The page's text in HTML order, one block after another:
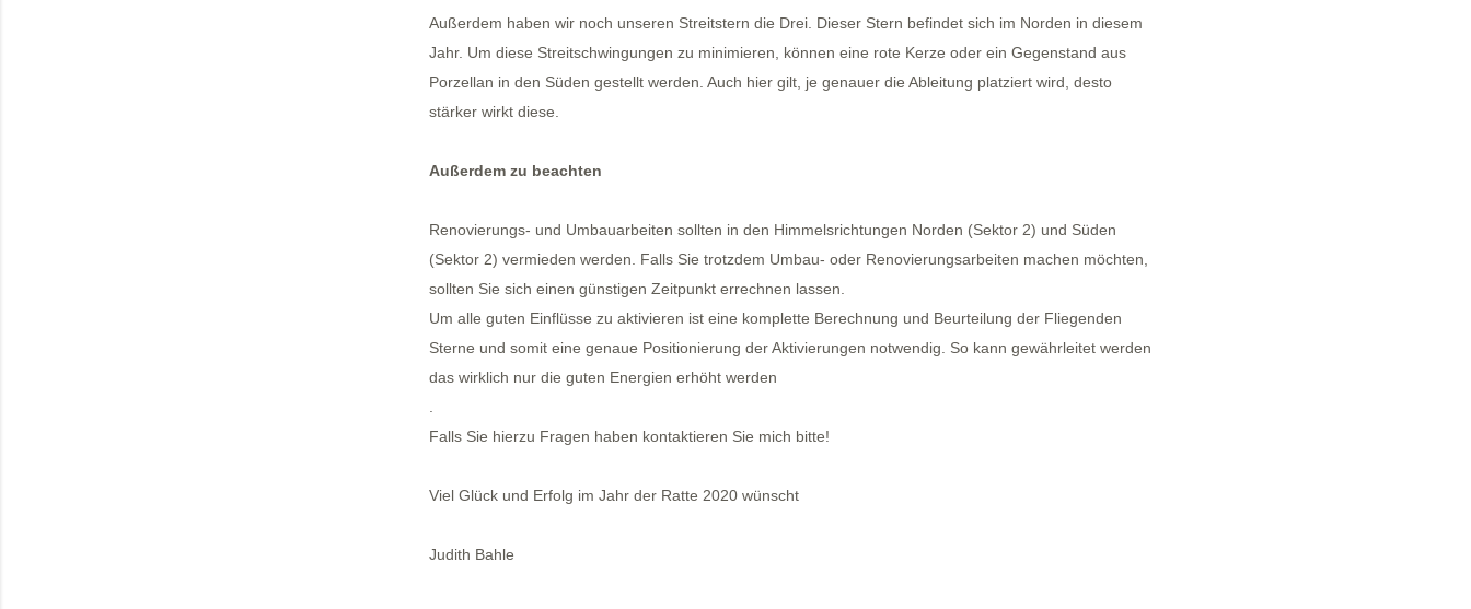
Außerdem haben wir noch unseren Streitstern die Drei. Dieser Stern befindet sich im Norden in diesem
Jahr. Um diese Streitschwingungen zu minimieren, können eine rote Kerze oder ein Gegenstand aus
Porzellan in den Süden gestellt werden. Auch hier gilt, je genauer die Ableitung platziert wird, desto
stärker wirkt diese.
Außerdem zu beachten
Renovierungs- und Umbauarbeiten sollten in den Himmelsrichtungen Norden (Sektor 2) und Süden
(Sektor 2) vermieden werden. Falls Sie trotzdem Umbau- oder Renovierungsarbeiten machen möchten,
sollten Sie sich einen günstigen Zeitpunkt errechnen lassen.
Um alle guten Einflüsse zu aktivieren ist eine komplette Berechnung und Beurteilung der Fliegenden
Sterne und somit eine genaue Positionierung der Aktivierungen notwendig. So kann gewährleitet werden
das wirklich nur die guten Energien erhöht werden
Falls Sie hierzu Fragen haben kontaktieren Sie mich bitte!
Viel Glück und Erfolg im Jahr der Ratte 2020 wünscht
Judith Bahle